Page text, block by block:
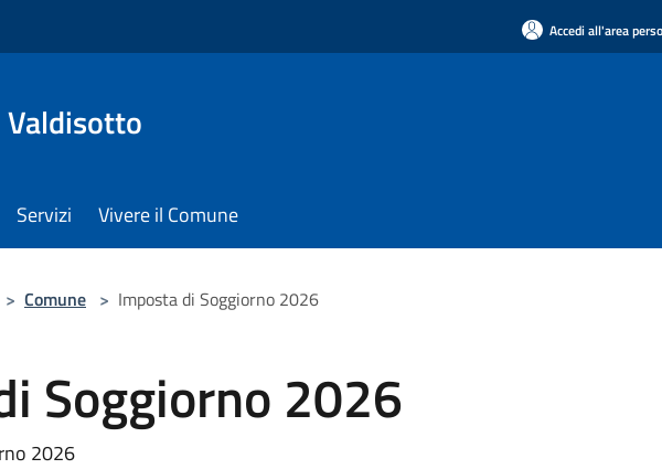
Accedi all'area
Valdisotto
Servizi Vivere il Comune
> Comune > Imposta di Soggiorno 2026
Soggiorno 2026
2026